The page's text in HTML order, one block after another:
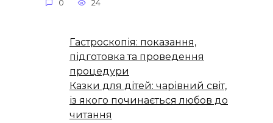
0 24
Гастроскопія: показання,
підготовка та проведення
процедури
Казки для дітей: чарівний світ,
із якого починається любов до
читання